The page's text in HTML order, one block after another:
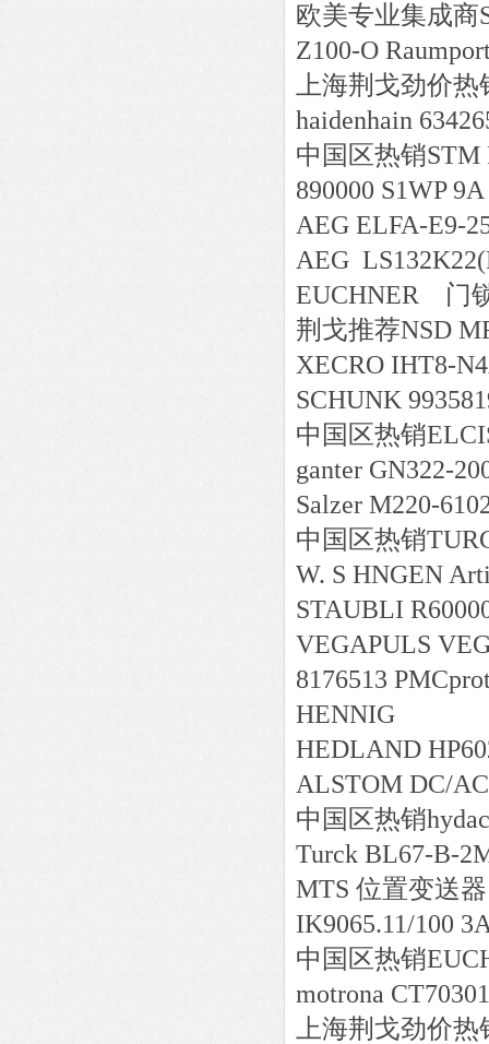
欧美专业集成商
Z100-O
上海荆戈劲价
haidenhain
中国区热销STM
890000 S1WP
AEG ELFA-E9-
AEG
EUCHNER 门
荆戈推荐NSD
XECRO IHT8-
SCHUNK
中国区热销
ganter GN322-
Salzer M220-
中国区热销
W. S HNGEN
STAUBLI
VEGAPULS
8176513
HENNIG
HEDLAND
ALSTOM DC/
中国区热销
Turck BL67-B-
MTS 位置变送
IK9065.11/100
中国区热销
motrona
上海荆戈劲价热